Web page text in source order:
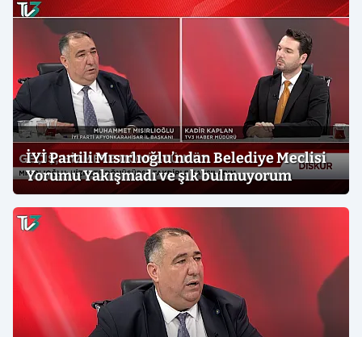
İYİ Partili Mısırlıoğlu’ndan Belediye Meclisi
Yorumu Yakışmadı ve şık bulmuyorum